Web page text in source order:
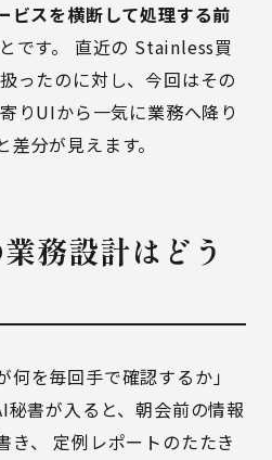
ビスを横断して処理する前
です。 直近の Stainless買
ったのに対し、今回はその
りUIから一気に業務へ降り
分が見えます。
務設計はどう
を毎回手で確認するか」
秘書が入ると、朝会前の情報
き、 定例レポートのたたき